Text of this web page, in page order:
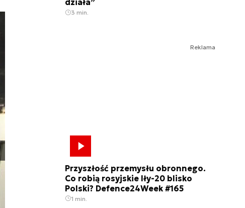
działa”
3 min.
Reklama
Przyszłość przemysłu obronnego.
Co robią rosyjskie Iły-20 blisko
Polski? Defence24Week #165
1 min.